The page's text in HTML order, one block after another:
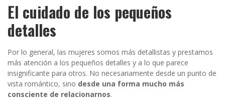
El cuidado de los pequeños
detalles
Por lo general, las mujeres somos más detallistas y prestamos
más atención a los pequeños detalles y a lo que parece
insignificante para otros. No necesariamente desde un punto de
vista romántico, sino desde una forma mucho más
consciente de relacionarnos.